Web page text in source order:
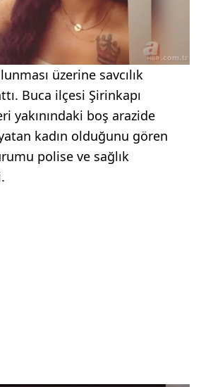
üzerine savcılık
Buca ilçesi Şirinkapı
yakınındaki boş arazide
kadın olduğunu gören
polise ve sağlık